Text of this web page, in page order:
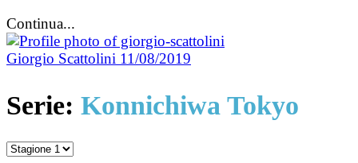
Continua...
Giorgio Scattolini 11/08/2019
Serie: Konnichiwa Tokyo